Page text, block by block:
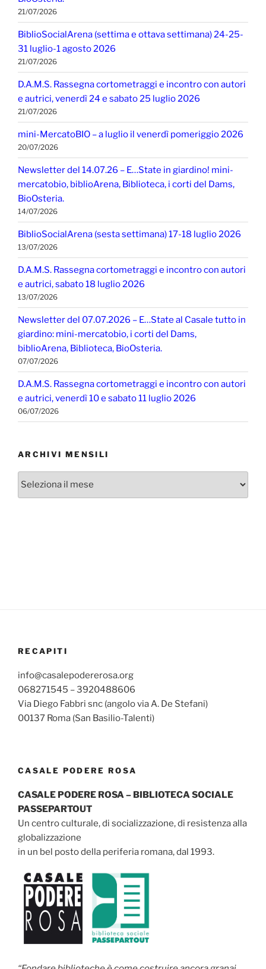
21/07/2026
BiblioSocialArena (settima e ottava settimana) 24-25-
31 luglio-1 agosto 2026
21/07/2026
D.A.M.S. Rassegna cortometraggi e incontro con autori
e autrici, venerdì 24 e sabato 25 luglio 2026
21/07/2026
mini-MercatoBIO – a luglio il venerdì pomeriggio 2026
20/07/2026
Newsletter del 14.07.26 – E…State in giardino! mini-
mercatobio, biblioArena, Biblioteca, i corti del Dams,
BioOsteria.
14/07/2026
BiblioSocialArena (sesta settimana) 17-18 luglio 2026
13/07/2026
D.A.M.S. Rassegna cortometraggi e incontro con autori
e autrici, sabato 18 luglio 2026
13/07/2026
Newsletter del 07.07.2026 – E…State al Casale tutto in
giardino: mini-mercatobio, i corti del Dams,
biblioArena, Biblioteca, BioOsteria.
07/07/2026
D.A.M.S. Rassegna cortometraggi e incontro con autori
e autrici, venerdì 10 e sabato 11 luglio 2026
06/07/2026
ARCHIVI MENSILI
Archivi
RECAPITI
info@casalepodererosa.org
068271545 – 3920488606
Via Diego Fabbri snc (angolo via A. De Stefani)
00137 Roma (San Basilio-Talenti)
CASALE PODERE ROSA
CASALE PODERE ROSA – BIBLIOTECA SOCIALE
PASSEPARTOUT
Un centro culturale, di socializzazione, di resistenza alla
globalizzazione
in un bel posto della periferia romana, dal 1993.